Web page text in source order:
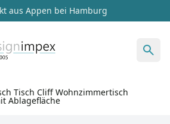
aus Appen bei Hamburg
Tisch Cliff Wohnzimmertisch
Ablagefläche